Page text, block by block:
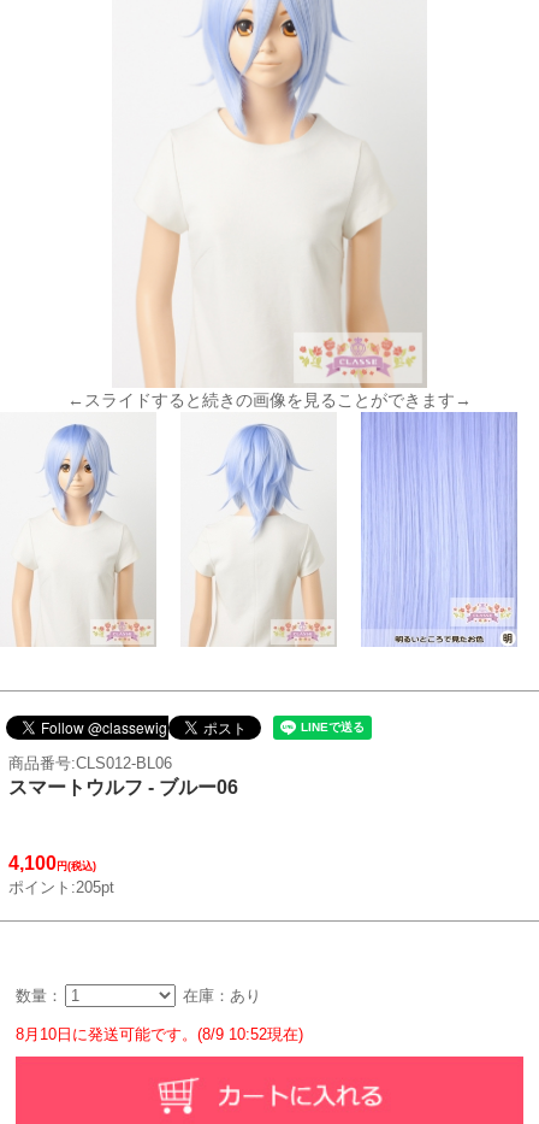
←スライドすると続きの画像を見ることができます→
商品番号:CLS012-BL06
スマートウルフ - ブルー06
4,100円(税込)
ポイント:205pt
数量： 在庫：あり
8月10日に発送可能です。(8/9 10:52現在)